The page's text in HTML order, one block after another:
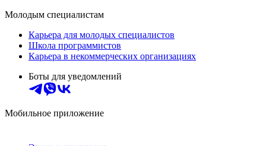
Молодым специалистам
Карьера для молодых специалистов
Школа программистов
Карьера в некоммерческих организациях
Боты для уведомлений
Мобильное приложение